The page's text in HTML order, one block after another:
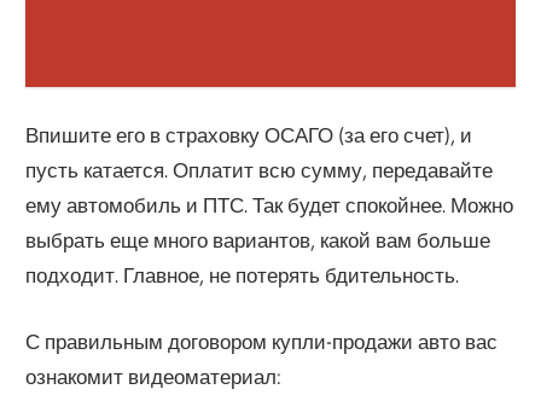
Впишите его в страховку ОСАГО (за его счет), и
пусть катается. Оплатит всю сумму, передавайте
ему автомобиль и ПТС. Так будет спокойнее. Можно
выбрать еще много вариантов, какой вам больше
подходит. Главное, не потерять бдительность.
С правильным договором купли-продажи авто вас
ознакомит видеоматериал: